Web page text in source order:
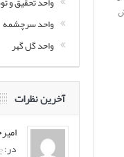
واحد سرچشمه
واحد گل گهر
آخرین نظرات
در: